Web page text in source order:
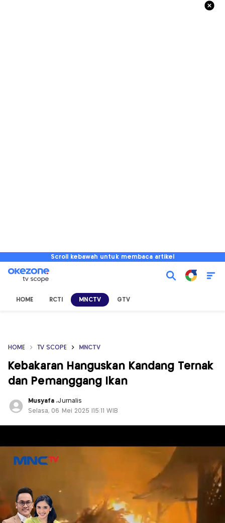
Scroll kebawah untuk membaca artikel
HOME RCTI MNCTV GTV
HOME TV SCOPE MNCTV
Kebakaran Hanguskan Kandang Ternak
dan Pemanggang Ikan
Musyafa,Jurnalis
Selasa, 06 Mei 2025 |15:11 WIB